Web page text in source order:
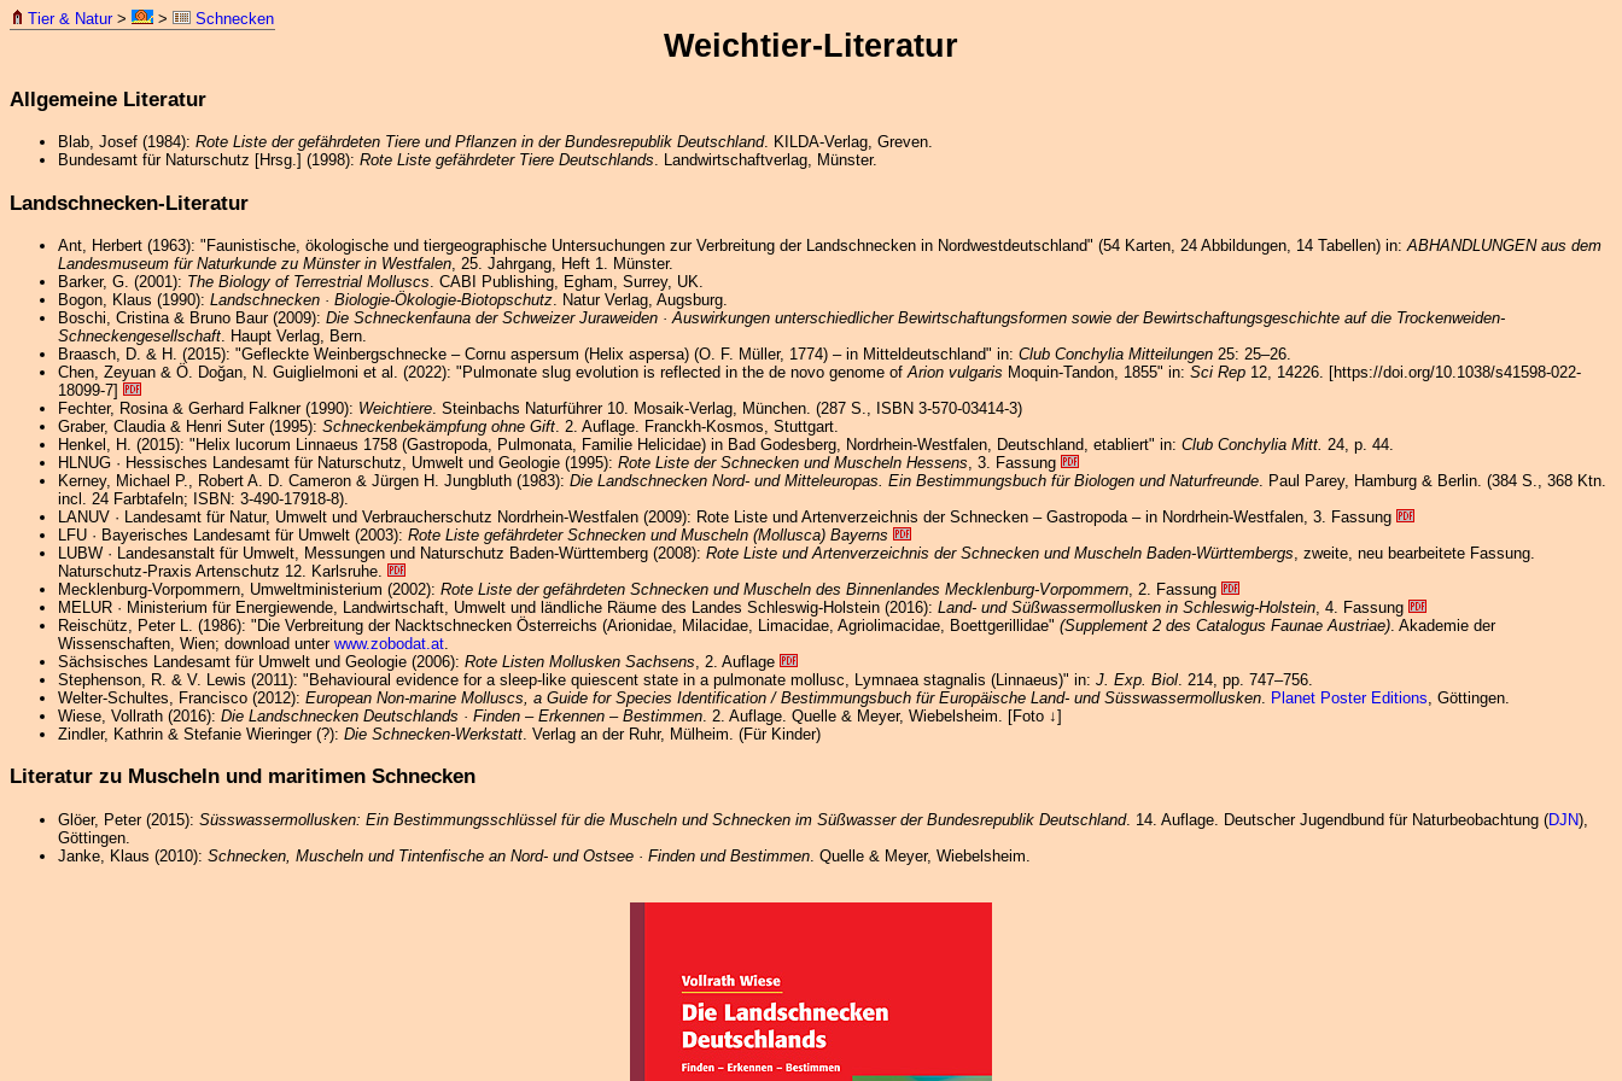
Tier & Natur> > Schnecken
Weichtier-Literatur
Allgemeine Literatur
Blab, Josef (1984): Rote Liste der gefährdeten Tiere und Pflanzen in der Bundesrepublik Deutschland. KILDA-Verlag, Greven.
Bundesamt für Naturschutz [Hrsg.] (1998): Rote Liste gefährdeter Tiere Deutschlands. Landwirtschaftverlag, Münster.
Landschnecken-Literatur
Ant, Herbert (1963): "Faunistische, ökologische und tiergeographische Untersuchungen zur Verbreitung der Landschnecken in Nordwestdeutschland" (54 Karten, 24 Abbildungen, 14 Tabellen) in: ABHANDLUNGEN aus dem
Landesmuseum für Naturkunde zu Münster in Westfalen , 25. Jahrgang, Heft 1. Münster.
Barker, G. (2001): The Biology of Terrestrial Molluscs . CABI Publishing, Egham, Surrey, UK.
Bogon, Klaus (1990): Landschnecken · Biologie-Ökologie-Biotopschutz . Natur Verlag, Augsburg.
Boschi, Cristina & Bruno Baur (2009): Die Schneckenfauna der Schweizer Juraweiden · Auswirkungen unterschiedlicher Bewirtschaftungsformen sowie der Bewirtschaftungsgeschichte auf die Trockenweiden-
Schneckengesellschaft . Haupt Verlag, Bern.
Braasch, D. & H. (2015): "Gefleckte Weinbergschnecke – Cornu aspersum (Helix aspersa) (O. F. Müller, 1774) – in Mitteldeutschland" in: Club Conchylia Mitteilungen 25: 25–26.
Chen, Zeyuan & Ö. Doğan, N. Guiglielmoni et al. (2022): "Pulmonate slug evolution is reflected in the de novo genome of Arion vulgaris Moquin-Tandon, 1855" in: Sci Rep 12, 14226. [https://doi.org/10.1038/s41598-022-
18099-7]
Fechter, Rosina & Gerhard Falkner (1990): Weichtiere . Steinbachs Naturführer 10. Mosaik-Verlag, München. (287 S., ISBN 3-570-03414-3)
Graber, Claudia & Henri Suter (1995): Schneckenbekämpfung ohne Gift . 2. Auflage. Franckh-Kosmos, Stuttgart.
Henkel, H. (2015): "Helix lucorum Linnaeus 1758 (Gastropoda, Pulmonata, Familie Helicidae) in Bad Godesberg, Nordrhein-Westfalen, Deutschland, etabliert" in: Club Conchylia Mitt. 24, p. 44.
HLNUG · Hessisches Landesamt für Naturschutz, Umwelt und Geologie (1995): Rote Liste der Schnecken und Muscheln Hessens , 3. Fassung
Kerney, Michael P., Robert A. D. Cameron & Jürgen H. Jungbluth (1983): Die Landschnecken Nord- und Mitteleuropas. Ein Bestimmungsbuch für Biologen und Naturfreunde . Paul Parey, Hamburg & Berlin. (384 S., 368 Ktn.
incl. 24 Farbtafeln; ISBN: 3-490-17918-8).
LANUV · Landesamt für Natur, Umwelt und Verbraucherschutz Nordrhein-Westfalen (2009): Rote Liste und Artenverzeichnis der Schnecken – Gastropoda – in Nordrhein-Westfalen, 3. Fassung
LFU · Bayerisches Landesamt für Umwelt (2003): Rote Liste gefährdeter Schnecken und Muscheln (Mollusca) Bayerns
LUBW · Landesanstalt für Umwelt, Messungen und Naturschutz Baden-Württemberg (2008): Rote Liste und Artenverzeichnis der Schnecken und Muscheln Baden-Württembergs , zweite, neu bearbeitete Fassung.
Naturschutz-Praxis Artenschutz 12. Karlsruhe.
Mecklenburg-Vorpommern, Umweltministerium (2002): Rote Liste der gefährdeten Schnecken und Muscheln des Binnenlandes Mecklenburg-Vorpommern , 2. Fassung
MELUR · Ministerium für Energiewende, Landwirtschaft, Umwelt und ländliche Räume des Landes Schleswig-Holstein (2016): Land- und Süßwassermollusken in Schleswig-Holstein , 4. Fassung
Reischütz, Peter L. (1986): "Die Verbreitung der Nacktschnecken Österreichs (Arionidae, Milacidae, Limacidae, Agriolimacidae, Boettgerillidae" (Supplement 2 des Catalogus Faunae Austriae) . Akademie der
Wissenschaften, Wien; download unter www.zobodat.at
Sächsisches Landesamt für Umwelt und Geologie (2006): Rote Listen Mollusken Sachsens , 2. Auflage
Stephenson, R. & V. Lewis (2011): "Behavioural evidence for a sleep-like quiescent state in a pulmonate mollusc, Lymnaea stagnalis (Linnaeus)" in: J. Exp. Biol . 214, pp. 747–756.
Welter-Schultes, Francisco (2012): European Non-marine Molluscs, a Guide for Species Identification / Bestimmungsbuch für Europäische Land- und Süsswassermollusken Planet Poster Editions , Göttingen.
Wiese, Vollrath (2016): Die Landschnecken Deutschlands · Finden – Erkennen – Bestimmen . 2. Auflage. Quelle & Meyer, Wiebelsheim. [Foto ↓]
Zindler, Kathrin & Stefanie Wieringer (?): Die Schnecken-Werkstatt . Verlag an der Ruhr, Mülheim. (Für Kinder)
Literatur zu Muscheln und maritimen Schnecken
Glöer, Peter (2015): Süsswassermollusken: Ein Bestimmungsschlüssel für die Muscheln und Schnecken im Süßwasser der Bundesrepublik Deutschland. 14. Auflage. Deutscher Jugendbund für Naturbeobachtung (DJN),
Göttingen.
Janke, Klaus (2010): Schnecken, Muscheln und Tintenfische an Nord- und Ostsee · Finden und Bestimmen . Quelle & Meyer, Wiebelsheim.